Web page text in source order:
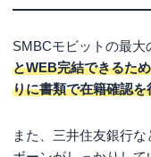
SMBCモビットの最大
とWEB完結できるた
りに書類で在籍確認を
また、三井住友銀行